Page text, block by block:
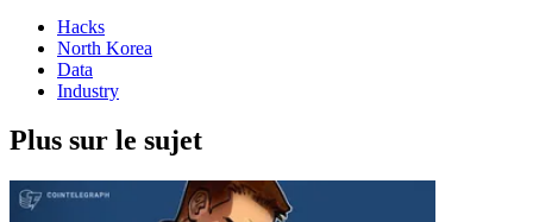
Hacks
North Korea
Data
Industry
Plus sur le sujet